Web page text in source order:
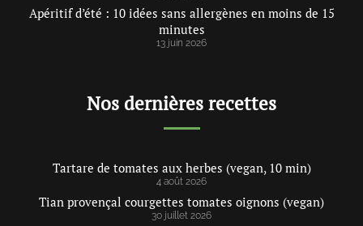
Apéritif d’été : 10 idées sans allergènes en moins de 15
minutes
13 juin 2026
Nos dernières recettes
Tartare de tomates aux herbes (vegan, 10 min)
4 août 2026
Tian provençal courgettes tomates oignons (vegan)
30 juillet 2026